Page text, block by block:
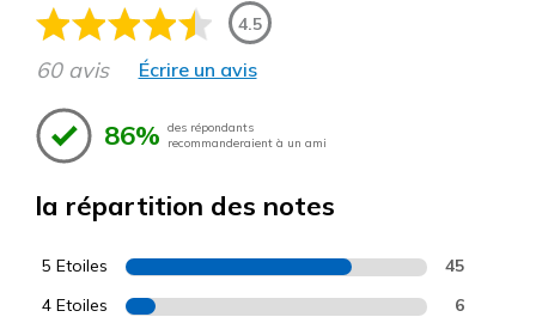
4.5
60 avis Écrire un avis
86% des répondants
recommanderaient à un ami
la répartition des notes
5 Etoiles 45
4 Etoiles 6